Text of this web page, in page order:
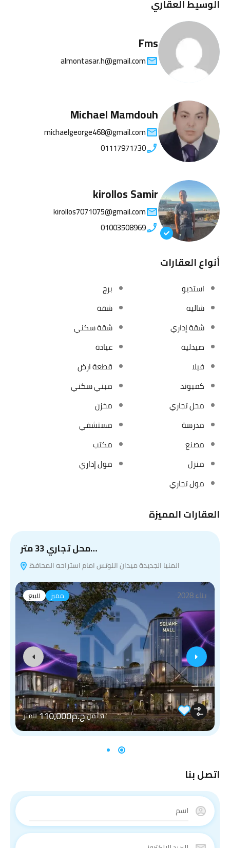
الوسيط العقاري
Fms
almontasar.h@gmail.com
Michael Mamdouh
michaelgeorge468@gmail.com
01117971730
kirollos Samir
kirollos7071075@gmail.com
01003508969
أنواع العقارات
استديو
برج
شاليه
شقة
شقة إداري
شقة سكني
صيدلية
عيادة
فيلا
قطعة ارض
كمبوند
مبني سكني
محل تجاري
مخزن
مدرسة
مستشفي
مصنع
مكتب
منزل
مول إداري
مول تجاري
العقارات المميزة
محل تجاري 33 متر…
المنيا الجديدة ميدان اللوتس امام استراحه المحافظ
للبيع مميز بناء 2028
يبدأ منج.م110,000 للمتر
اتصل بنا